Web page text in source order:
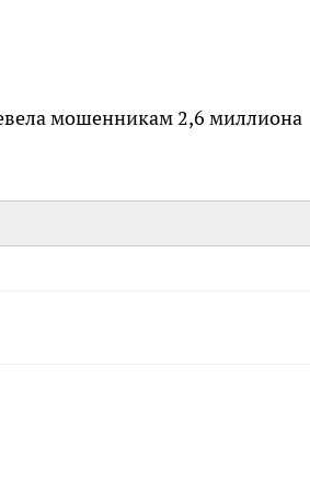
мошенникам 2,6 миллиона